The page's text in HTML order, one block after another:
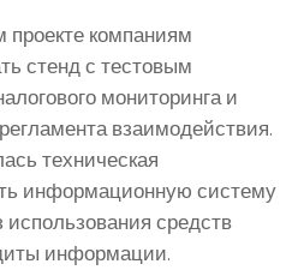
компаниям
стенд с тестовым
мониторинга и
взаимодействия.
техническая
информационную систему
использования средств
информации.